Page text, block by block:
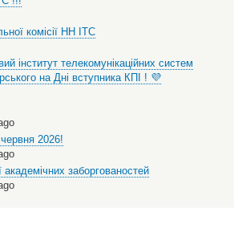
комісії НН ІТС
інститут телекомунікаційних систем
на Дні вступника КПІ ! 💜
2026!
академічних заборгованостей